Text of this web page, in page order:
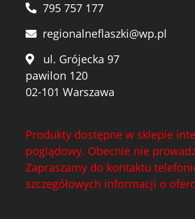
795 757 177
regionalneflaszki@wp.pl
ul. Grójecka 97
pawilon 120
02-101 Warszawa
Produkty dostępne w sklepie
poglądowy. Obecnie nie
Zapraszamy do kontaktu
szczegółowych informacji o